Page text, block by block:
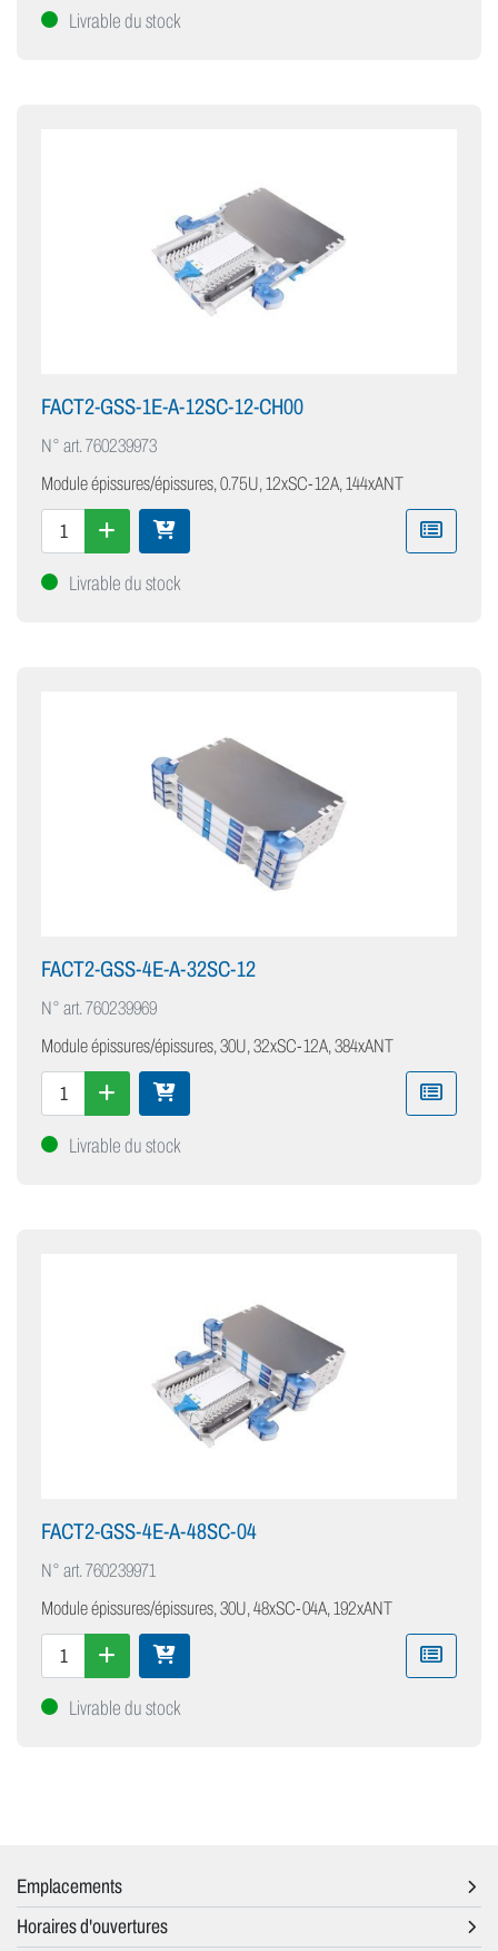
Livrable du stock
FACT2-GSS-1E-A-12SC-12-CH00
N° art.760239973
Module épissures/épissures, 0.75U, 12xSC-12A, 144xANT
Livrable du stock
FACT2-GSS-4E-A-32SC-12
N° art.760239969
Module épissures/épissures, 30U, 32xSC-12A, 384xANT
Livrable du stock
FACT2-GSS-4E-A-48SC-04
N° art.760239971
Module épissures/épissures, 30U, 48xSC-04A, 192xANT
Livrable du stock
Emplacements
Horaires d'ouvertures